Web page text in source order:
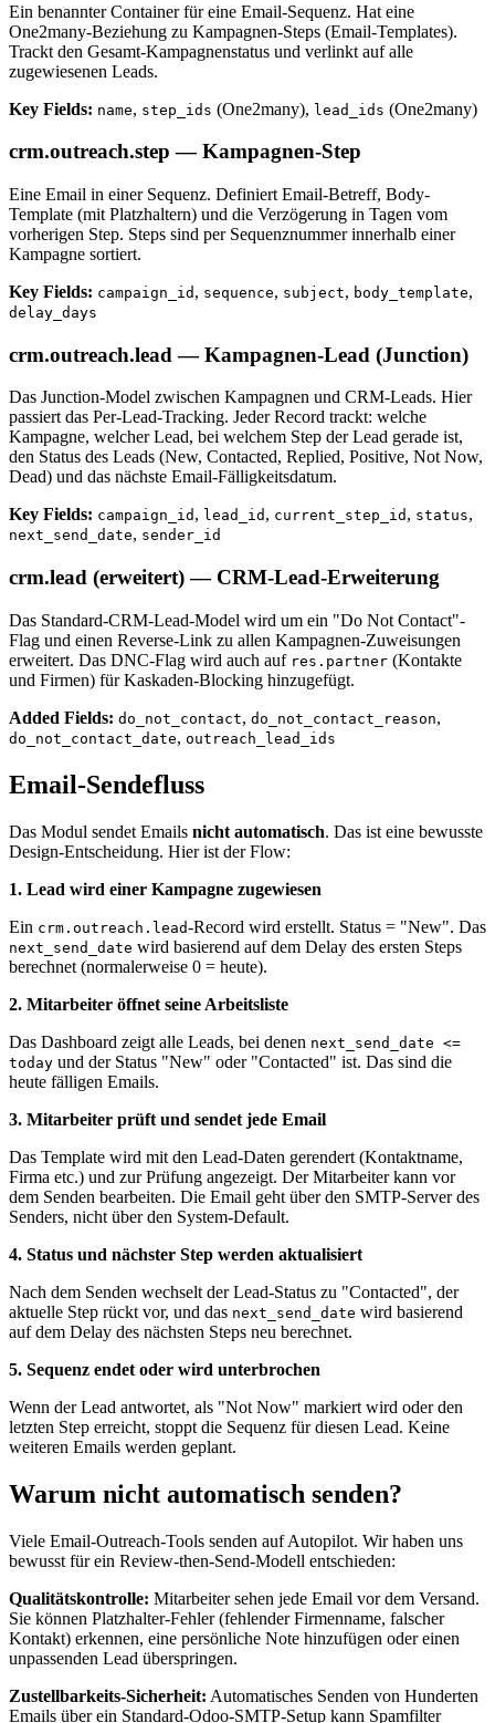
Ein benannter Container für eine Email-Sequenz. Hat eine
One2many-Beziehung zu Kampagnen-Steps (Email-Templates).
Trackt den Gesamt-Kampagnenstatus und verlinkt auf alle
zugewiesenen Leads.
Key Fields: name, step_ids (One2many), lead_ids (One2many)
crm.outreach.step — Kampagnen-Step
Eine Email in einer Sequenz. Definiert Email-Betreff, Body-
Template (mit Platzhaltern) und die Verzögerung in Tagen vom
vorherigen Step. Steps sind per Sequenznummer innerhalb einer
Kampagne sortiert.
Key Fields: campaign_id , sequence, subject, body_template,
delay_days
crm.outreach.lead — Kampagnen-Lead (Junction)
Das Junction-Model zwischen Kampagnen und CRM-Leads. Hier
passiert das Per-Lead-Tracking. Jeder Record trackt: welche
Kampagne, welcher Lead, bei welchem Step der Lead gerade ist,
den Status des Leads (New, Contacted, Replied, Positive, Not Now,
Dead) und das nächste Email-Fälligkeitsdatum.
Key Fields: campaign_id , lead_id , current_step_id , status,
next_send_date, sender_id
crm.lead (erweitert) — CRM-Lead-Erweiterung
Das Standard-CRM-Lead-Model wird um ein "Do Not Contact"-
Flag und einen Reverse-Link zu allen Kampagnen-Zuweisungen
erweitert. Das DNC-Flag wird auch auf res.partner (Kontakte
und Firmen) für Kaskaden-Blocking hinzugefügt.
Added Fields: do_not_contact, do_not_contact_reason,
do_not_contact_date, outreach_lead_ids
Email-Sendefluss
Das Modul sendet Emails nicht automatisch. Das ist eine bewusste
Design-Entscheidung. Hier ist der Flow:
1. Lead wird einer Kampagne zugewiesen
Ein crm.outreach.lead-Record wird erstellt. Status = "New". Das
next_send_date wird basierend auf dem Delay des ersten Steps
berechnet (normalerweise 0 = heute).
2. Mitarbeiter öffnet seine Arbeitsliste
Das Dashboard zeigt alle Leads, bei denen next_send_date <=
today und der Status "New" oder "Contacted" ist. Das sind die
heute fälligen Emails.
3. Mitarbeiter prüft und sendet jede Email
Das Template wird mit den Lead-Daten gerendert (Kontaktname,
Firma etc.) und zur Prüfung angezeigt. Der Mitarbeiter kann vor
dem Senden bearbeiten. Die Email geht über den SMTP-Server des
Senders, nicht über den System-Default.
4. Status und nächster Step werden aktualisiert
Nach dem Senden wechselt der Lead-Status zu "Contacted", der
aktuelle Step rückt vor, und das next_send_date wird basierend
auf dem Delay des nächsten Steps neu berechnet.
5. Sequenz endet oder wird unterbrochen
Wenn der Lead antwortet, als "Not Now" markiert wird oder den
letzten Step erreicht, stoppt die Sequenz für diesen Lead. Keine
weiteren Emails werden geplant.
Warum nicht automatisch senden?
Viele Email-Outreach-Tools senden auf Autopilot. Wir haben uns
bewusst für ein Review-then-Send-Modell entschieden:
Qualitätskontrolle: Mitarbeiter sehen jede Email vor dem Versand.
Sie können Platzhalter-Fehler (fehlender Firmenname, falscher
Kontakt) erkennen, eine persönliche Note hinzufügen oder einen
unpassenden Lead überspringen.
Zustellbarkeits-Sicherheit: Automatisches Senden von Hunderten
Emails über ein Standard-Odoo-SMTP-Setup kann Spamfilter